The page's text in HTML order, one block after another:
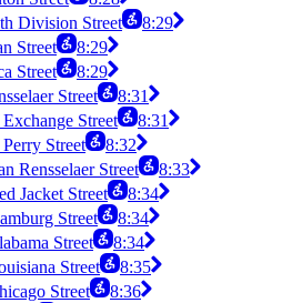
Division Street
8:29
Street
8:29
Street
8:29
Street
8:31
Street
8:31
Street
8:32
Rensselaer Street
8:33
Jacket Street
8:34
Street
8:34
Street
8:34
Street
8:35
Street
8:36